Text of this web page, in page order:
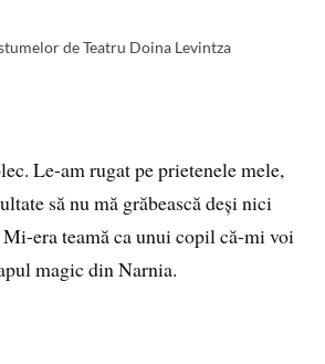
de Teatru Doina Levintza
Le-am rugat pe prietenele mele,
să nu mă grăbească deși nici
Mi-era teamă ca unui copil că-mi voi
magic din Narnia.